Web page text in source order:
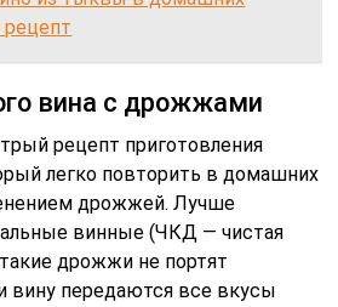
рецепт
вина с дрожжами
рецепт приготовления
легко повторить в домашних
дрожжей. Лучше
винные (ЧКД — чистая
дрожжи не портят
вину передаются все вкусы